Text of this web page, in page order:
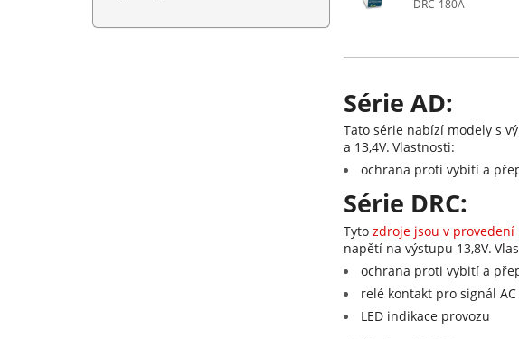
DRC-180A
Série AD:
Tato série nabízí modely s
a 13,4V. Vlastnosti:
ochrana proti vybití a
Série DRC:
Tyto zdroje jsou v provedení
napětí na výstupu 13,8V.
ochrana proti vybití a
relé kontakt pro signál
LED indikace provozu